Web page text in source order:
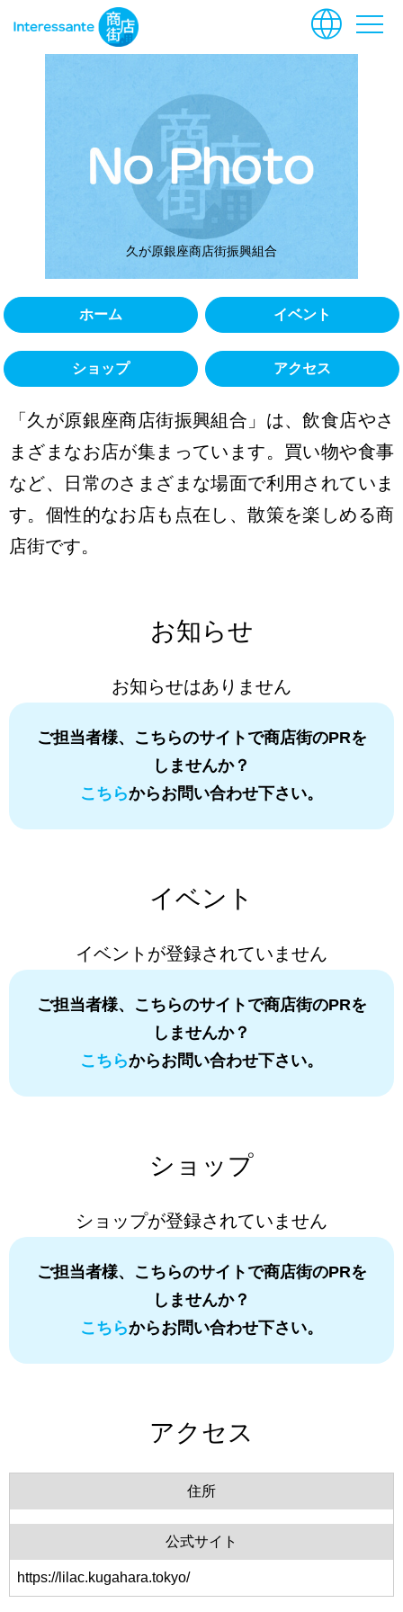
language menu
久が原銀座商店街振興組合
ホーム イベント
ショップ アクセス
「久が原銀座商店街振興組合」は、飲食店やさ
まざまなお店が集まっています。買い物や食事
など、日常のさまざまな場面で利用されていま
す。個性的なお店も点在し、散策を楽しめる商
店街です。
お知らせ
お知らせはありません
ご担当者様、こちらのサイトで商店街のPRを
しませんか？
こちらからお問い合わせ下さい。
イベント
イベントが登録されていません
ご担当者様、こちらのサイトで商店街のPRを
しませんか？
こちらからお問い合わせ下さい。
ショップ
ショップが登録されていません
ご担当者様、こちらのサイトで商店街のPRを
しませんか？
こちらからお問い合わせ下さい。
アクセス
住所
公式サイト
https://lilac.kugahara.tokyo/